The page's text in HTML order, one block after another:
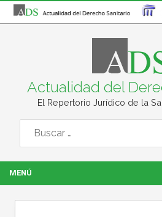
Actualidad del
El Repertorio Jurídico de la
MENÚ